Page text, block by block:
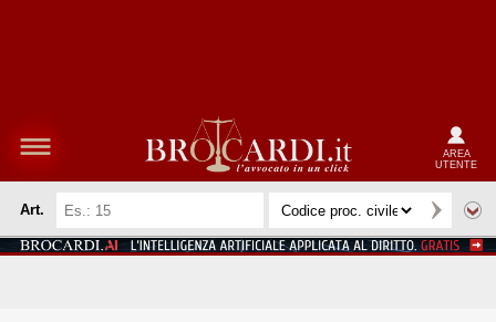
AREA
UTENTE
Art.